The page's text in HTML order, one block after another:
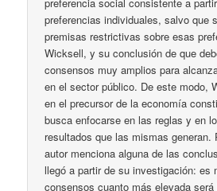
preferencia social consistente a
preferencias individuales, salvo que
premisas restrictivas sobre esas
Wicksell, y su conclusión de que
consensos muy amplios para
en el sector público. De este modo,
en el precursor de la economía
busca enfocarse en las reglas y en
resultados que las mismas generan.
autor menciona alguna de las
llegó a partir de su investigación: es
consensos cuanto más elevada